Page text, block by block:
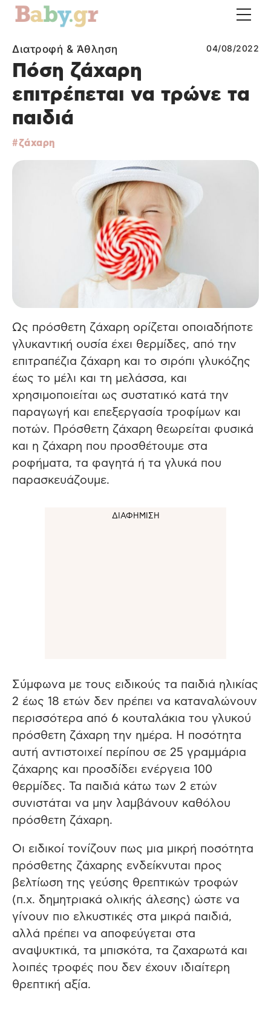
Διατροφή & Άθληση 04/08/2022
Πόση ζάχαρη
επιτρέπεται να τρώνε τα
παιδιά
ζάχαρη
Ως πρόσθετη ζάχαρη ορίζεται οποιαδήποτε
γλυκαντική ουσία έχει θερμίδες, από την
επιτραπέζια ζάχαρη και το σιρόπι γλυκόζης
έως το μέλι και τη μελάσσα, και
χρησιμοποιείται ως συστατικό κατά την
παραγωγή και επεξεργασία τροφίμων και
ποτών.
Πρόσθετη ζάχαρη θεωρείται φυσικά
και η ζάχαρη που προσθέτουμε στα
ροφήματα, τα φαγητά ή τα γλυκά που
παρασκευάζουμε.
Σύμφωνα με τους ειδικούς τα παιδιά ηλικίας
2 έως 18 ετών δεν πρέπει να καταναλώνουν
περισσότερα από 6 κουταλάκια του γλυκού
πρόσθετη ζάχαρη την ημέρα. Η ποσότητα
αυτή αντιστοιχεί περίπου σε 25 γραμμάρια
ζάχαρης και προσδίδει ενέργεια 100
θερμίδες. Τα παιδιά κάτω των 2 ετών
συνιστάται να μην λαμβάνουν καθόλου
πρόσθετη ζάχαρη.
Οι ειδικοί τονίζουν πως μια μικρή ποσότητα
πρόσθετης ζάχαρης ενδείκνυται προς
βελτίωση της γεύσης θρεπτικών τροφών
(π.χ. δημητριακά ολικής άλεσης) ώστε να
γίνουν πιο ελκυστικές στα μικρά παιδιά,
αλλά πρέπει να αποφεύγεται στα
αναψυκτικά, τα μπισκότα, τα ζαχαρωτά και
λοιπές τροφές που δεν έχουν ιδιαίτερη
θρεπτική αξία.